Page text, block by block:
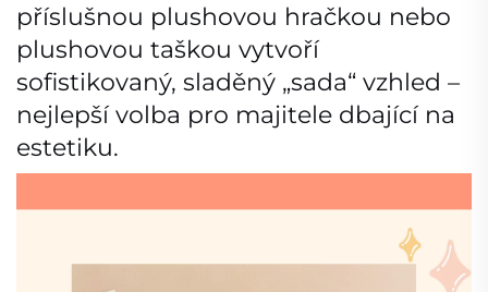
příslušnou plushovou hračkou nebo
plushovou taškou vytvoří
sofistikovaný, sladěný „sada“ vzhled –
nejlepší volba pro majitele dbající na
estetiku.